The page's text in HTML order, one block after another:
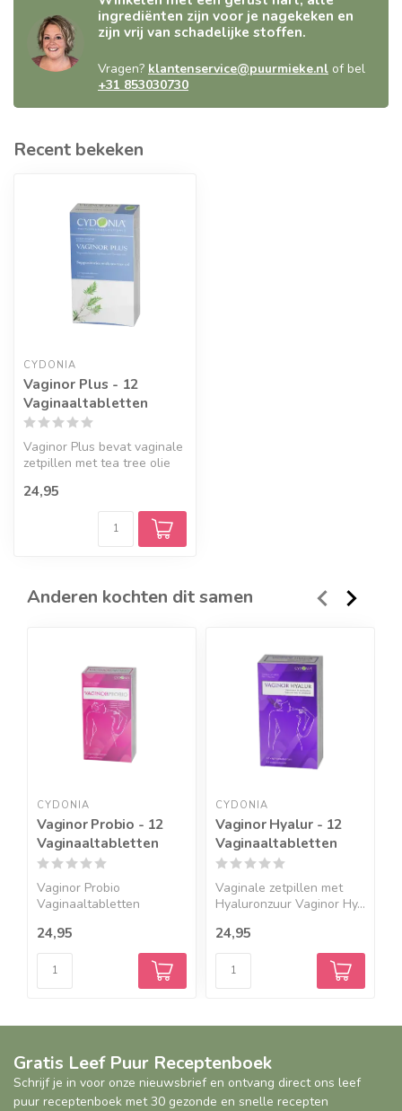
ingrediënten zijn voor je nagekeken en
zijn vrij van schadelijke stoffen.
Vragen? klantenservice@puurmieke.nl of bel
+31 853030730
Recent bekeken
CYDONIA
Vaginor Plus - 12
Vaginaaltabletten
Vaginor Plus bevat vaginale
zetpillen met tea tree olie
24,95
Anderen kochten dit samen
CYDONIA
Vaginor Probio - 12
Vaginaaltabletten
Vaginor Probio
Vaginaaltabletten
24,95
CYDONIA
Vaginor Hyalur - 12
Vaginaaltabletten
Vaginale zetpillen met
Hyaluronzuur Vaginor Hy...
24,95
Gratis Leef Puur Receptenboek
Schrijf je in voor onze nieuwsbrief en ontvang direct ons leef
puur receptenboek met 30 gezonde en snelle recepten